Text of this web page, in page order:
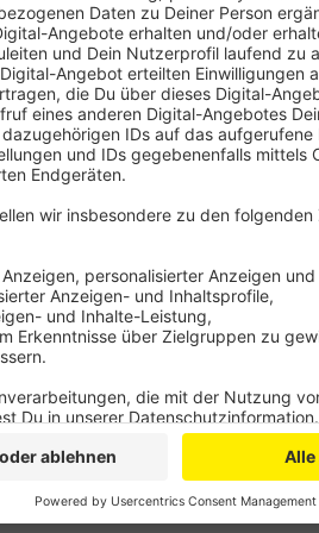
Veröffentlicht:Freitag, 19.02.2021 06:38
Anzeige
Unter anderem sollen leerstehende
vermietet werden. Am
Einnahmen und Ausgaben des
Millionen Euro mehr Ausgaben vor,
Zuschüssen. Den Fehlbetrag kann
Auswirkungen die Corona-Pandemie
abzuschätzen, so Reichelt.
Anzeige